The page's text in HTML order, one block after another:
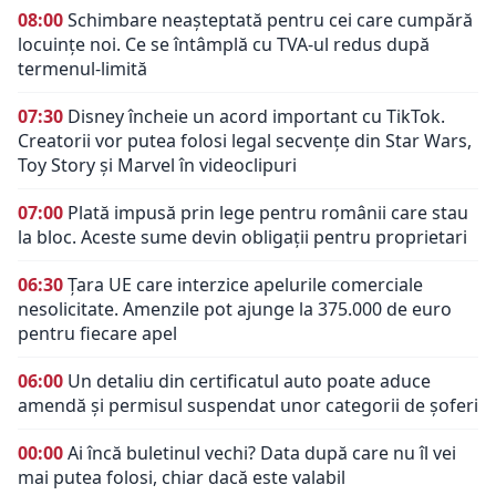
08:00Schimbare neașteptată pentru cei care cumpără
locuințe noi. Ce se întâmplă cu TVA-ul redus după
termenul-limită
07:30 Disney încheie un acord important cu TikTok.
Creatorii vor putea folosi legal secvențe din Star Wars,
Toy Story și Marvel în videoclipuri
07:00 Plată impusă prin lege pentru românii care stau
la bloc. Aceste sume devin obligații pentru proprietari
06:30Țara UE care interzice apelurile comerciale
nesolicitate. Amenzile pot ajunge la 375.000 de euro
pentru fiecare apel
06:00 Un detaliu din certificatul auto poate aduce
amendă și permisul suspendat unor categorii de șoferi
00:00Ai încă buletinul vechi? Data după care nu îl vei
mai putea folosi, chiar dacă este valabil